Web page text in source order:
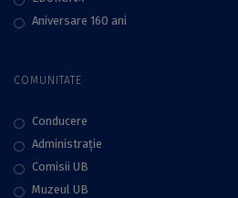
Aniversare 160 ani
COMUNITATE
Conducere
Administraţie
Comisii UB
Muzeul UB